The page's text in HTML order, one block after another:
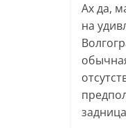
Ах да,
на